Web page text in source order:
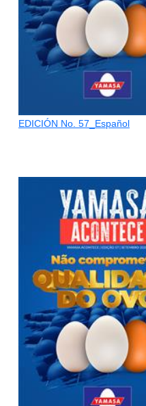
EDICIÓN No. 57_Español